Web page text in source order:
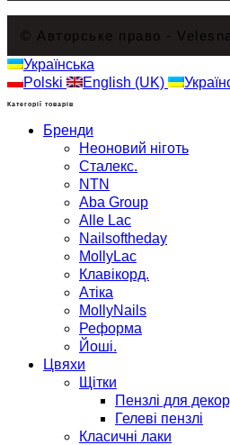
© Авторське право -
Українська
Polski
English (UK)
Категорії товарів
Бренди
Неоновий ніготь
Сталекс.
NTN
Aba Group
Alle Lac
Nailsoftheday
MollyLac
Клавікорд.
Атіка
MollyNails
Реформа
Йоші.
Цвяхи
Щітки
Пензлі для
Гелеві пензлі
Класичні лаки